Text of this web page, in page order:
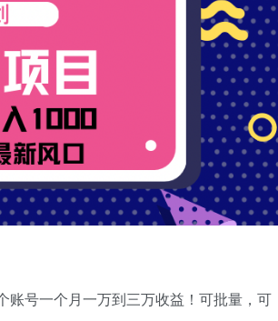
账号一个月一万到三万收益！可批量，可